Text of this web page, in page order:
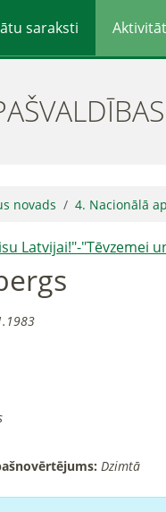
saraksti
novads 4. Nacionālā
Latvijai!"-"Tēvzemei
Dzimtā